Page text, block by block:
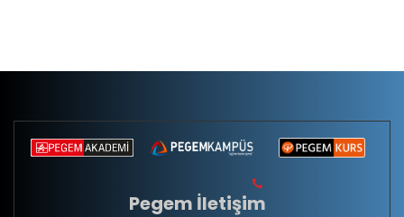
Pegem İletişim